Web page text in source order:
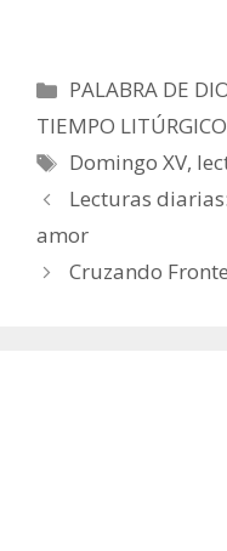
Categorías
PALABRA DE
TIEMPO LITÚRGICO
Etiquetas
Domingo XV,
Lecturas
amor
Cruzando